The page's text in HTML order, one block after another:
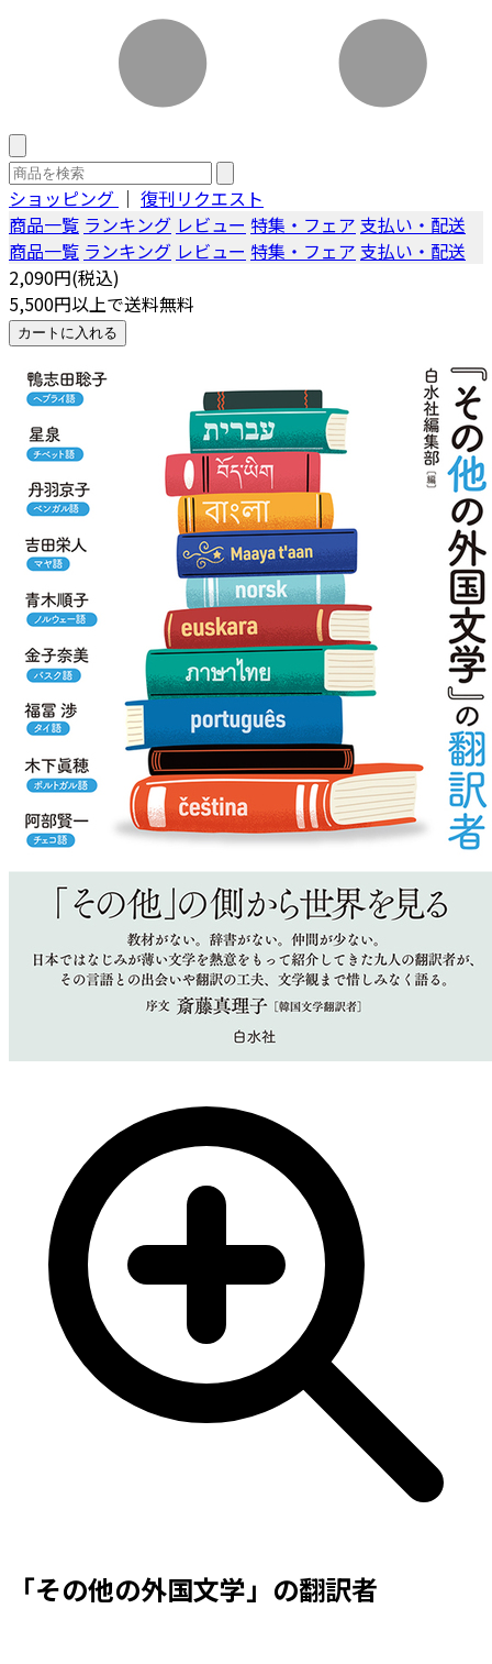
ショッピング ｜ 復刊リクエスト
商品一覧 ランキング レビュー 特集・フェア 支払い・配送
商品一覧 ランキング レビュー 特集・フェア 支払い・配送
2,090円(税込)
5,500円以上で送料無料
カートに入れる
「その他の外国文学」の翻訳者